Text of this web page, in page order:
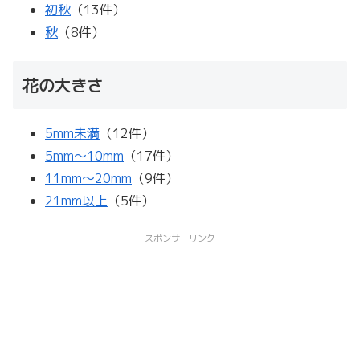
初秋 （13件）
秋 （8件）
花の大きさ
5mm未満 （12件）
5mm～10mm （17件）
11mm～20mm （9件）
21mm以上 （5件）
スポンサーリンク